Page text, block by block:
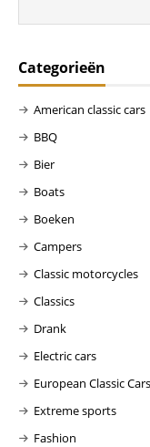
Categorieën
American classic cars
BBQ
Bier
Boats
Boeken
Campers
Classic motorcycles
Classics
Drank
Electric cars
European Classic Cars
Extreme sports
Fashion